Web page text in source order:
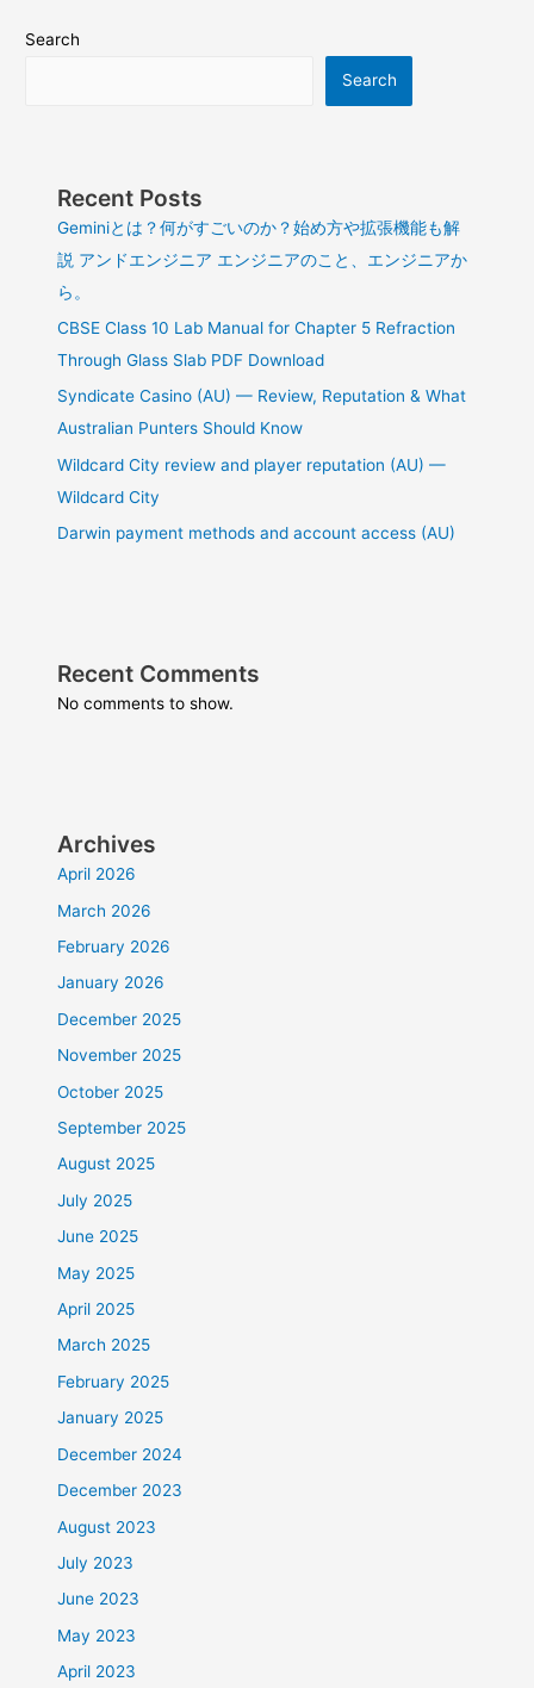
Search
Search
Recent Posts
Geminiとは？何がすごいのか？始め方や拡張機能も解
説 アンドエンジニア エンジニアのこと、エンジニアか
ら。
CBSE Class 10 Lab Manual for Chapter 5 Refraction
Through Glass Slab PDF Download
Syndicate Casino (AU) — Review, Reputation & What
Australian Punters Should Know
Wildcard City review and player reputation (AU) —
Wildcard City
Darwin payment methods and account access (AU)
Recent Comments
No comments to show.
Archives
April 2026
March 2026
February 2026
January 2026
December 2025
November 2025
October 2025
September 2025
August 2025
July 2025
June 2025
May 2025
April 2025
March 2025
February 2025
January 2025
December 2024
December 2023
August 2023
July 2023
June 2023
May 2023
April 2023